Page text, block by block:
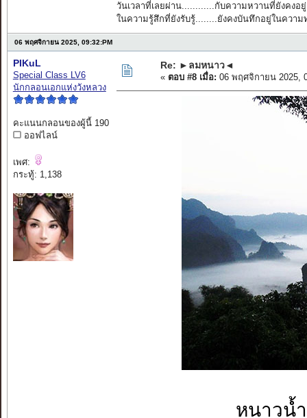
วันเวลาที่เลยผ่าน............กับความหวานที่ยังคงอยู่
ในความรู้สึกที่ยังรับรู้........ยังคงบันทึกอยู่ในความ
06 พฤศจิกายน 2025, 09:32:PM
PIKuL
Special Class LV6
นักกลอนเอกแห่งวังหลวง
คะแนนกลอนของผู้นี้ 190
ออฟไลน์
เพศ:
กระทู้: 1,138
Re: ►ลมหนาว◄
« ตอบ #8 เมื่อ: 06 พฤศจิกายน 2025,
หนาวน้